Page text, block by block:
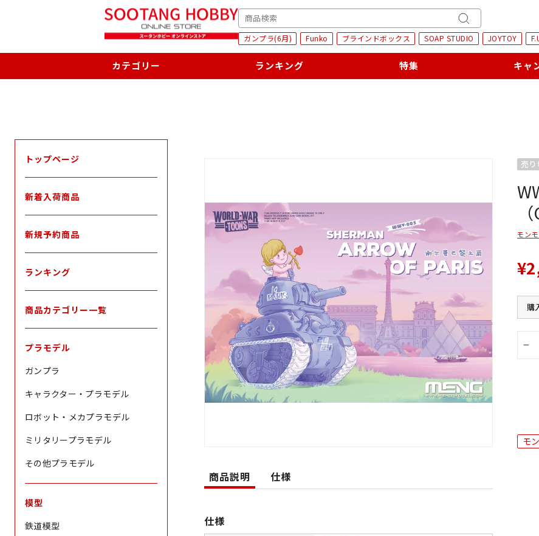
SEARCH
キ
ー
ガンプラ(6月) Funko ブラインドボックス SOAP STUDIO JOYTOY
カテゴリー ランキング 特集 キャ
トップページ
新着入荷商品
新規予約商品
ランキング
商品カテゴリー一覧
プラモデル
ガンプラ
キャラクター・プラモデル
ロボット・メカプラモデル
ミリタリープラモデル
その他プラモデル
模型
鉄道模型
商品説明 仕様
仕様
売
モン
購
モ